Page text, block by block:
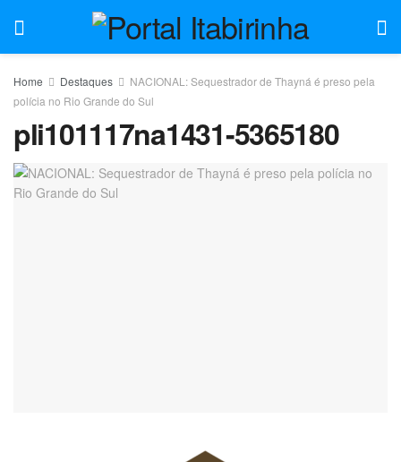
Home Destaques
NACIONAL: Sequestrador de Thayná é preso pela
polícia no Rio Grande do Sul
pli101117na1431-5365180